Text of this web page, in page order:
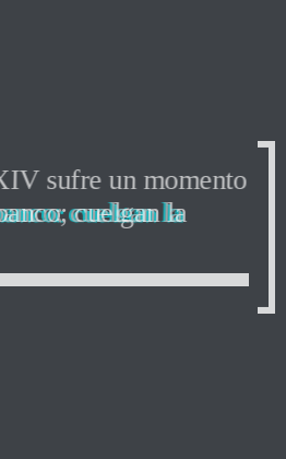
sufre un momento
cuelgan la